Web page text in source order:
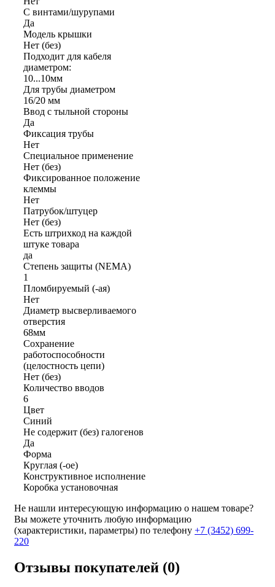
С винтами/шурупами
Да
Модель крышки
Нет (без)
Подходит для кабеля
диаметром:
10...10мм
Для трубы диаметром
16/20 мм
Ввод с тыльной стороны
Да
Фиксация трубы
Нет
Специальное применение
Нет (без)
Фиксированное положение
клеммы
Нет
Патрубок/штуцер
Нет (без)
Есть штрихкод на каждой
штуке товара
да
Степень защиты (NEMA)
1
Пломбируемый (-ая)
Нет
Диаметр высверливаемого
отверстия
68мм
Сохранение
работоспособности
(целостность цепи)
Нет (без)
Количество вводов
6
Цвет
Синий
Не содержит (без) галогенов
Да
Форма
Круглая (-ое)
Конструктивное исполнение
Коробка установочная
Не нашли интересующую информацию о нашем товаре?
Вы можете уточнить любую информацию
(характеристики, параметры) по телефону +7 (3452) 699-
220
Отзывы покупателей (0)